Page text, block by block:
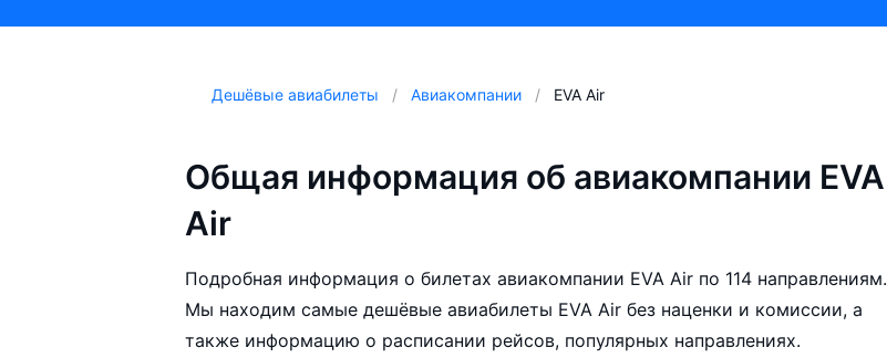
Дешёвые авиабилеты Авиакомпании EVA Air
Общая информация об авиакомпании EVA
Air
Подробная информация о билетах авиакомпании EVA Air по 114 направлениям.
Мы находим самые дешёвые авиабилеты EVA Air без наценки и комиссии, а
также информацию о расписании рейсов, популярных направлениях.